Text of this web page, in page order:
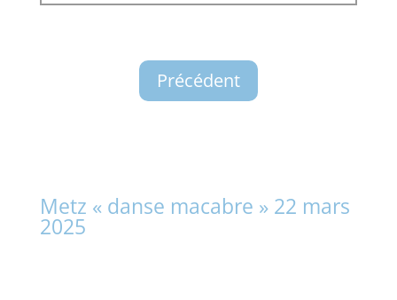
Précédent
Metz « danse macabre » 22 mars
2025